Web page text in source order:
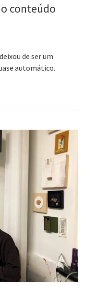
conteúdo
de ser um
automático.